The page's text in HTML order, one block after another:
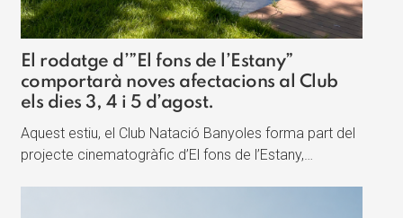
El rodatge d’”El fons de l’Estany”
comportarà noves afectacions al Club
els dies 3, 4 i 5 d’agost.
Aquest estiu, el Club Natació Banyoles forma part del
projecte cinematogràfic d’El fons de l’Estany,…